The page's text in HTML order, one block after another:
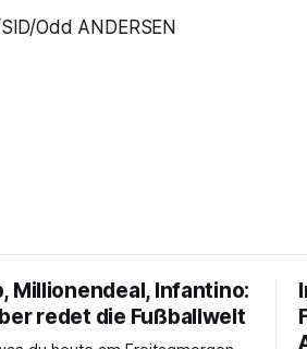
Odd ANDERSEN
Millionendeal, Infantino:
redet die Fußballwelt